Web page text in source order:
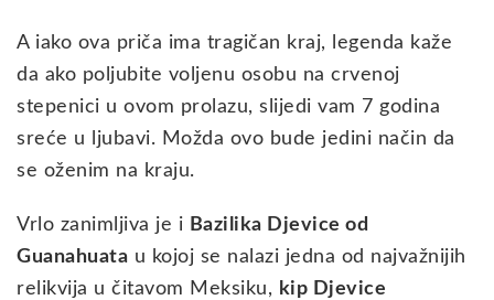
A iako ova priča ima tragičan kraj, legenda kaže
da ako poljubite voljenu osobu na crvenoj
stepenici u ovom prolazu, slijedi vam 7 godina
sreće u ljubavi. Možda ovo bude jedini način da
se oženim na kraju.
Vrlo zanimljiva je i Bazilika Djevice od
Guanahuata u kojoj se nalazi jedna od najvažnijih
relikvija u čitavom Meksiku, kip Djevice